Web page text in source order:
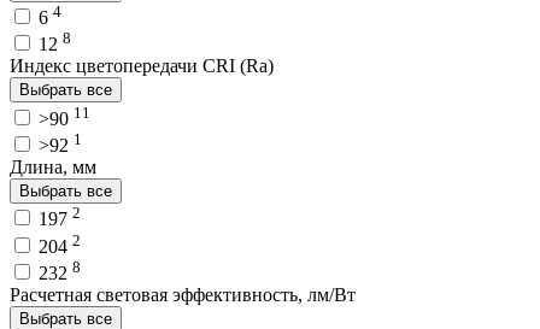
6 4
12 8
Индекс цветопередачи CRI (Ra)
Выбрать все
>90 11
>92 1
Длина, мм
Выбрать все
197 2
204 2
232 8
Расчетная световая эффективность, лм/Вт
Выбрать все